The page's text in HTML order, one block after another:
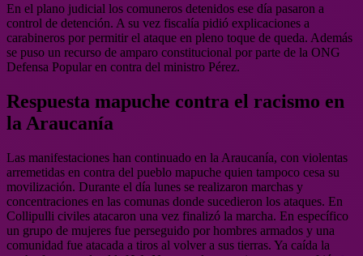
En el plano judicial los comuneros detenidos ese día pasaron a
control de detención. A su vez fiscalía pidió explicaciones a
carabineros por permitir el ataque en pleno toque de queda. Además
se puso un recurso de amparo constitucional por parte de la ONG
Defensa Popular en contra del ministro Pérez.
Respuesta mapuche contra el racismo en
la Araucanía
Las manifestaciones han continuado en la Araucanía, con violentas
arremetidas en contra del pueblo mapuche quien tampoco cesa su
movilización. Durante el día lunes se realizaron marchas y
concentraciones en las comunas donde sucedieron los ataques. En
Collipulli civiles atacaron una vez finalizó la marcha. En específico
un grupo de mujeres fue perseguido por hombres armados y una
comunidad fue atacada a tiros al volver a sus tierras. Ya caída la